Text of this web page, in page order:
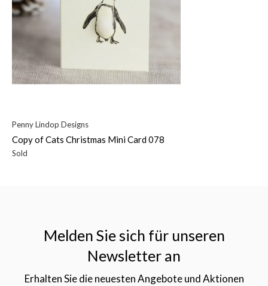
Penny Lindop Designs
Copy of Cats Christmas Mini Card 078
Sold
Melden Sie sich für unseren
Newsletter an
Erhalten Sie die neuesten Angebote und Aktionen